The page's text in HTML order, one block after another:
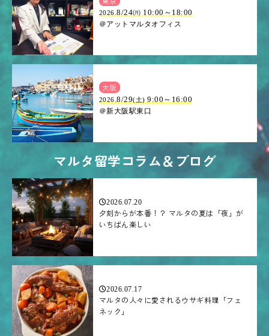
2026.8/24㈪ 10:00～18:00
＠アットマルタオフィス
大阪
2026 .8/29(土) 9:00～16:00
＠新大阪駅東口
マルタ留学コラム＆ブログ
2026.07.20
夕刻からが本番！？ マルタの夏は「夜」が
いちばん楽しい
2026.07.17
マルタの人々に愛されるウサギ料理「フェ
ネック」